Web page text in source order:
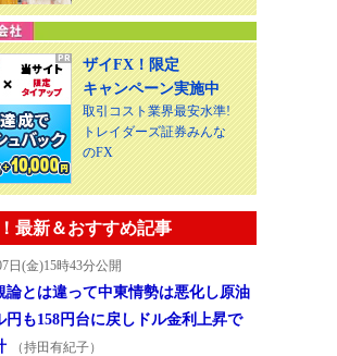
ザイFX！限定
キャンペーン実施中
取引コスト業界最安水準!
トレイダーズ証券みんな
のFX
最新＆おすすめ記事
日(金)15時43分公開
論とは違って中東情勢は悪化し原油
円も158円台に戻しドル金利上昇で
（持田有紀子）